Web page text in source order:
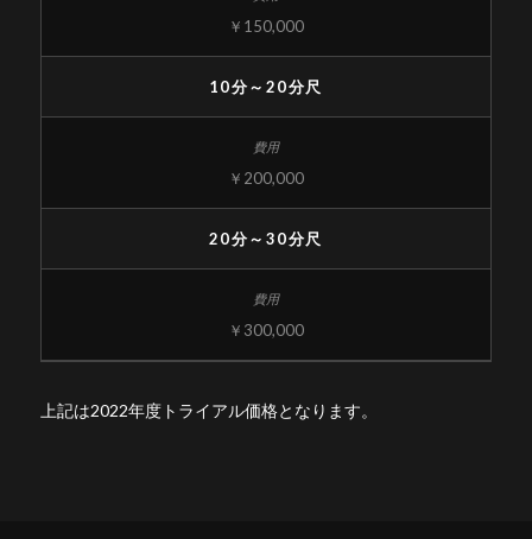
￥150,000
10分～20分尺
￥200,000
20分～30分尺
￥300,000
上記は2022年度トライアル価格となります。